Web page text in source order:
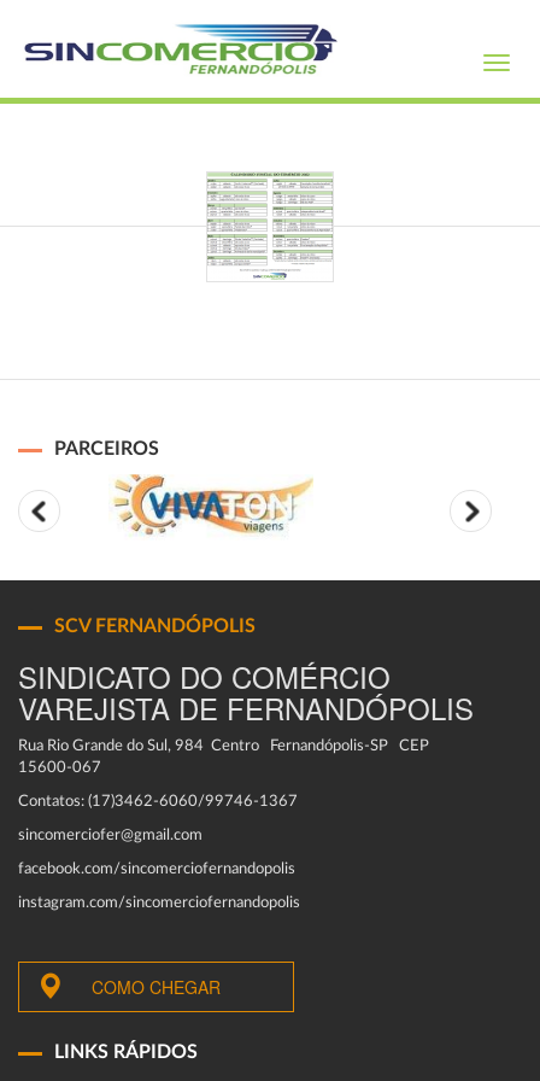
PARCEIROS
SCV FERNANDÓPOLIS
SINDICATO DO COMÉRCIO
VAREJISTA DE FERNANDÓPOLIS
Rua Rio Grande do Sul, 984 Centro Fernandópolis-SP CEP
15600-067
Contatos: (17)3462-6060/99746-1367
sincomerciofer@gmail.com
facebook.com/sincomerciofernandopolis
instagram.com/sincomerciofernandopolis
COMO CHEGAR
LINKS RÁPIDOS